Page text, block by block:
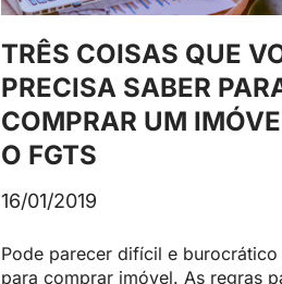
TRÊS COISAS QUE
PRECISA SABER
COMPRAR UM
O FGTS
16/01/2019
Pode parecer difícil e burocrático
para comprar imóvel. As regras